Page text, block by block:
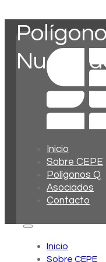
Inicio
Sobre CEPE
Polígonos Q
Asociados
Contacto
Inicio
Sobre CEPE
Nueve